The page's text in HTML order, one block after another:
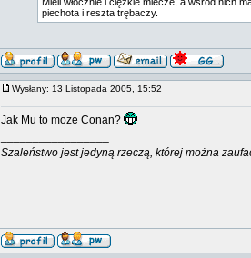
piechota i reszta trębaczy.
Wysłany: 13 Listopada 2005, 15:52
Jak Mu to moze Conan?
Szaleństwo jest jedyną rzeczą, której można